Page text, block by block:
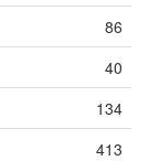
86
40
134
413